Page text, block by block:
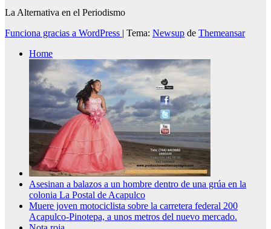
La Alternativa en el Periodismo
Funciona gracias a WordPress | Tema: Newsup de Themeansar
Home
Asesinan a balazos a un hombre dentro de una grúa en la
colonia La Postal de Acapulco
Muere joven motociclista sobre la carretera federal 200
Acapulco-Pinotepa, a unos metros del nuevo mercado.